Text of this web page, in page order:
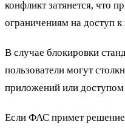
конфликт затянется, что
ограничениям на доступ
В случае блокировки
пользователи могут
приложений или
Если ФАС примет